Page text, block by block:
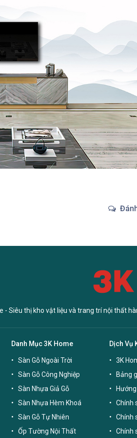
- Siêu thị kho vật liệu và trang trí nội thất
Danh Mục 3K Home
Sàn Gỗ Ngoài Trời
Sàn Gỗ Công Nghiệp
Sàn Nhựa Giả Gỗ
Sàn Nhựa Hèm Khoá
Sàn Gỗ Tự Nhiên
Ốp Tường Nội Thất
Dịch Vụ
3K
Bảng
Chính
Chính
Chính